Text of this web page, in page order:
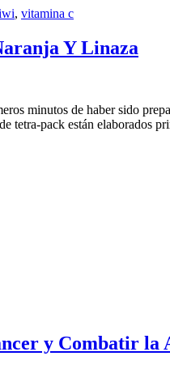
, vitamina c
Y Linaza
minutos de haber sido
tetra-pack están elaborados
y Combatir la